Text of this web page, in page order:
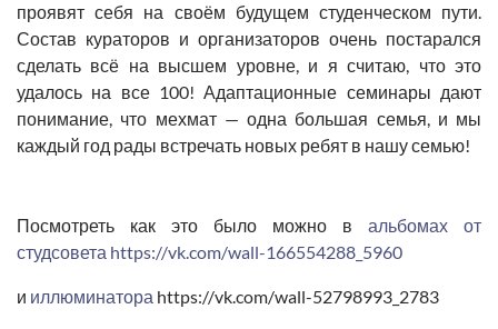
проявят себя на своём будущем студенческом пути.
Состав кураторов и организаторов очень постарался
сделать всё на высшем уровне, и я считаю, что это
удалось на все 100! Адаптационные семинары дают
понимание, что мехмат — одна большая семья, и мы
каждый год рады встречать новых ребят в нашу семью!
Посмотреть как это было можно в альбомах от
студсовета https://vk.com/wall-166554288_5960
и иллюминатора https://vk.com/wall-52798993_2783